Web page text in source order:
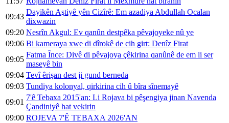
09:43
Dayikên Aştiyê yên Cizîrê: Em azadiya Abdullah Ocalan
dixwazin
09:20 Nesrîn Akgul: Ev qanûn destpêka pêvajoyeke nû ye
09:06 Bi kameraya xwe di dîrokê de cih girt: Denîz Firat
09:05
Fatma Înce: Divê di pêvajoya çêkirina qanûnê de em li ser
maseyê bin
09:04 Tevî êrişan dest ji gund berneda
09:03 Tundiya kolonyal, qirkirina cih û bîra sînemayê
09:01
7'ê Tebaxa 2015'an: Li Rojava bi pêşengiya jinan Navenda
Çandiniyê hat vekirin
09:00 ROJEVA 7'Ê TEBAXA 2026'AN